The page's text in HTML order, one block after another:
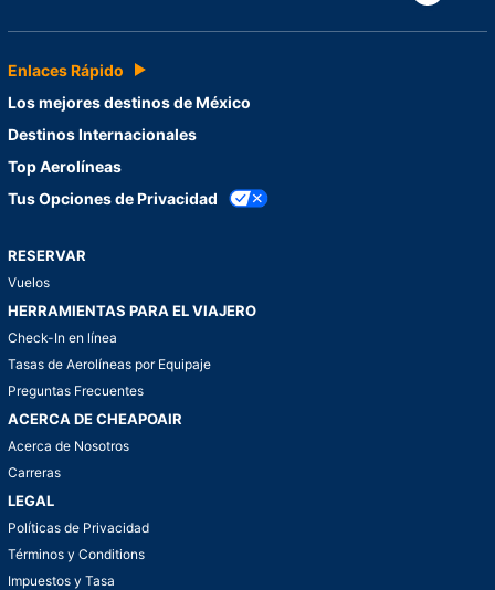
Enlaces Rápido
Los mejores destinos de México
Destinos Internacionales
Top Aerolíneas
Tus Opciones de Privacidad
RESERVAR
Vuelos
HERRAMIENTAS PARA EL VIAJERO
Check-In en línea
Tasas de Aerolíneas por Equipaje
Preguntas Frecuentes
ACERCA DE CHEAPOAIR
Acerca de Nosotros
Carreras
LEGAL
Políticas de Privacidad
Términos y Conditions
Impuestos y Tasa